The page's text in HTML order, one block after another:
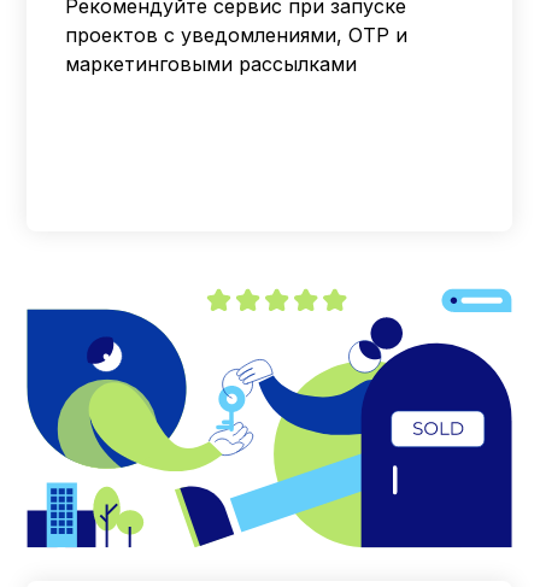
Рекомендуйте сервис при запуске
проектов с уведомлениями, OTP и
маркетинговыми рассылками